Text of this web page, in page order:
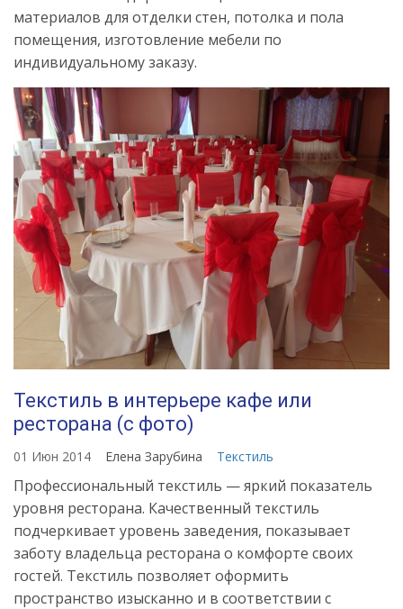
материалов для отделки стен, потолка и пола
помещения, изготовление мебели по
индивидуальному заказу.
Текстиль в интерьере кафе или
ресторана (с фото)
01 Июн 2014 Елена Зарубина Текстиль
Профессиональный текстиль — яркий показатель
уровня ресторана. Качественный текстиль
подчеркивает уровень заведения, показывает
заботу владельца ресторана о комфорте своих
гостей. Текстиль позволяет оформить
пространство изысканно и в соответствии с